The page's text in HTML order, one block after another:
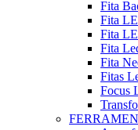
Fita
Fita
Fita
Fita
Fita
Fitas
Focus